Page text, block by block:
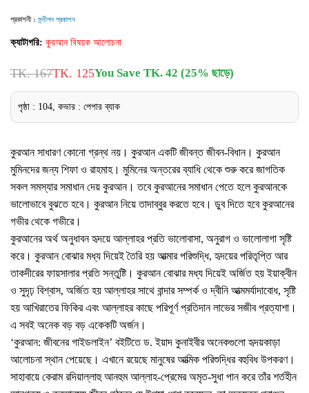
প্রকাশনী : সন্দীপন প্রকাশন
ক্যাটাগরি: কুরআন বিষয়ক আলোচনা
TK. 167TK. 125You Save TK. 42 (25% ছাড়ে)
পৃষ্ঠা : 104, কভার : পেপার ব্যাক
কুরআন সাধারণ কোনো গ্রন্থ নয়। কুরআন একটি জীবন্ত জীবন-বিধান। কুরআন
মুমিনদের জন্য শিফা ও রাহমাহ। মুমিনের অন্তরের ব্যাধি থেকে শুরু করে জাগতিক
সকল সমস্যার সমাধান দেয় কুরআন। তবে কুরআনের সমাধান পেতে হলে কুরআনকে
ভালোভাবে বুঝতে হবে। কুরআন নিয়ে তাদাব্বুর করতে হবে। ডুব দিতে হবে কুরআনের
গভীর থেকে গভীরে।
কুরআনের অর্থ অনুধাবন হৃদয়ে আল্লাহর প্রতি ভালোবাসা, অনুরাগ ও ভালোলাগা সৃষ্টি
করে। কুরআন বোঝার মধ্য দিয়েই তৈরি হয় আত্মার পরিশুদ্ধি, হৃদয়ের পরিতৃপ্তি আর
তাকদীরের ফায়সালার প্রতি সন্তুষ্টি। কুরআন বোঝার মধ্য দিয়েই অর্জিত হয় ইয়াক্বীন
ও সুদৃঢ় বিশ্বাস, অর্জিত হয় আল্লাহর সাথে বান্দার সম্পর্ক ও দ্বীনি আত্মমর্যাদাবোধ, সৃষ্টি
হয় আখিরাতের ফিকির এবং আল্লাহর কাছে পরিপূর্ণ প্রতিদান লাভের সজীব প্রত্যাশা।
এ সবই অনেক বড় বড় একেকটি অর্জন।
‘কুরআন: জীবনের গাইডলাইন’ বইটিতে ড. ইয়াদ কুনাইবীর অনেকগুলো হৃদয়কাড়া
আলোচনা স্থান পেয়েছে। এখানে রয়েছে মানুষের আত্মিক পরিশুদ্ধির বহুবিধ উপকরণ।
সাহাবায়ে কেরাম রদিয়াল্লাহু আনহুম আল্লাহ-প্রেমের অমৃত-সুধা পান করে তাঁর শর্তহীন